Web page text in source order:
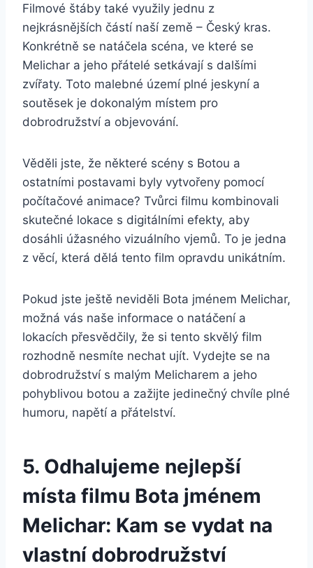
Filmové štáby také​ využily jednu z
nejkrásnějších ​částí​ naší země – Český kras.
Konkrétně se natáčela scéna, ve které se
Melichar a jeho⁢ přátelé ‌setkávají‍ s dalšími
zvířaty. Toto malebné území plné jeskyní a
soutěsek je‌ dokonalým ​místem pro
dobrodružství‌ a ‌objevování.
Věděli jste, ⁣že některé scény s Botou a
ostatními⁢ postavami ⁢byly vytvořeny pomocí
počítačové animace? Tvůrci filmu⁣ kombinovali
skutečné lokace s digitálními efekty, aby
dosáhli úžasného vizuálního vjemů. To ‌je jedna
z ⁤věcí, která dělá tento film opravdu unikátním.
Pokud jste ještě neviděli Bota jménem Melichar,
možná vás naše informace o ‍natáčení a
‍lokacích​ přesvědčily,​ že si tento skvělý⁣ film
‌rozhodně nesmíte nechat⁤ ujít. Vydejte se na
dobrodružství s malým Melicharem a jeho
pohyblivou botou a‍ zažijte jedinečný chvíle plné
‍humoru, napětí a přátelství.
5. Odhalujeme nejlepší⁢
místa filmu Bota jménem
Melichar: Kam se vydat na
vlastní⁤ dobrodružství